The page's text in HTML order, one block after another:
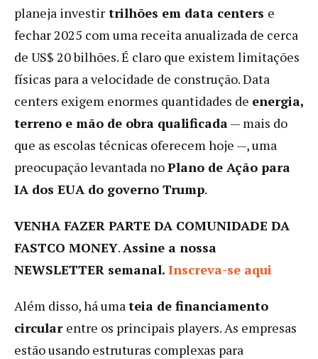
planeja investir trilhões em data centers e
fechar 2025 com uma receita anualizada de cerca
de US$ 20 bilhões. É claro que existem limitações
físicas para a velocidade de construção. Data
centers exigem enormes quantidades de energia,
terreno e mão de obra qualificada— mais do
que as escolas técnicas oferecem hoje —, uma
preocupação levantada noPlano de Ação para
IA dos EUA do governo Trump.
VENHA FAZER PARTE DA COMUNIDADE DA
FASTCO MONEY.Assine a nossa
NEWSLETTER semanal. Inscreva-se aqui
Além disso, há umateia de financiamento
circular entre os principais players. As empresas
estão usando estruturas complexas para